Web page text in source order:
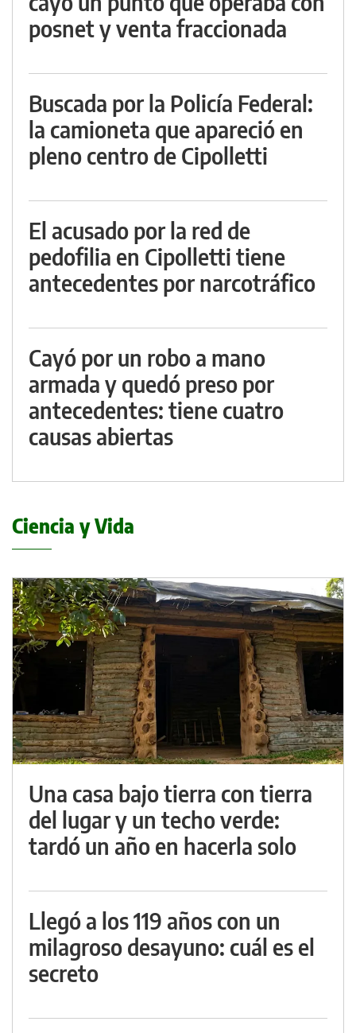
posnet y venta fraccionada
Buscada por la Policía Federal:
la camioneta que apareció en
pleno centro de Cipolletti
El acusado por la red de
pedofilia en Cipolletti tiene
antecedentes por narcotráfico
Cayó por un robo a mano
armada y quedó preso por
antecedentes: tiene cuatro
causas abiertas
Ciencia y Vida
Una casa bajo tierra con tierra
del lugar y un techo verde:
tardó un año en hacerla solo
Llegó a los 119 años con un
milagroso desayuno: cuál es el
secreto